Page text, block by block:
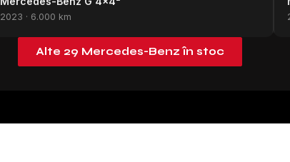
2023 · 6.000 km
Alte 29 Mercedes-Benz în stoc